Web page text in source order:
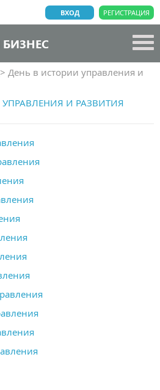
РЕГИСТРАЦИЯ
ВХОД
БИЗНЕС
> День в истории управления и
И РАЗВИТИЯ